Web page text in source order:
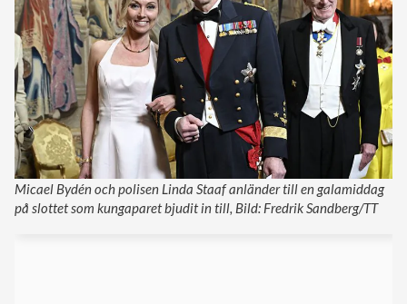
Micael Bydén och polisen Linda Staaf anländer till en galamiddag
på slottet som kungaparet bjudit in till, Bild: Fredrik Sandberg/TT